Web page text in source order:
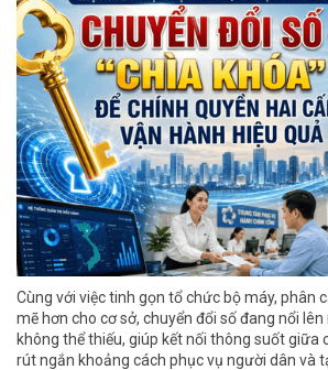
Cùng với việc tinh gọn tổ chức bộ máy, phân
mẽ hơn cho cơ sở, chuyển đổi số đang nổi
không thể thiếu, giúp kết nối thông suốt giữa
rút ngắn khoảng cách phục vụ người dân và